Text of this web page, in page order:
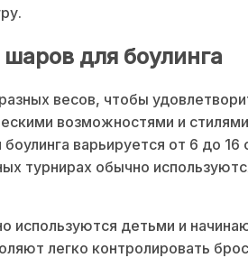
для боулинга
весов, чтобы
возможностями и
варьируется от 6 до 16
турнирах обычно
используются детьми и
легко контролировать